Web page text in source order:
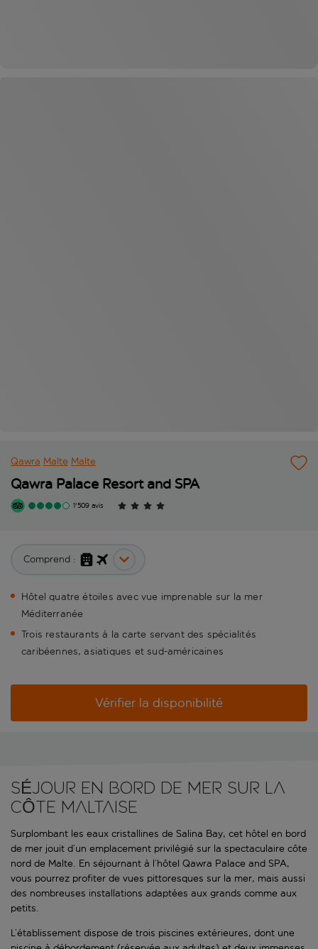
Qawra Malte Malte
Qawra Palace Resort and SPA
1'509 avis
Comprend :
Hôtel quatre étoiles avec vue imprenable sur la mer
Méditerranée
Trois restaurants à la carte servant des spécialités
caribéennes, asiatiques et sud-américaines
Vérifier la disponibilité
SÉJOUR EN BORD DE MER SUR LA
CÔTE MALTAISE
Surplombant les eaux cristallines de Salina Bay, cet hôtel en bord
de mer jouit d’un emplacement privilégié sur la spectaculaire côte
nord de Malte. En séjournant à l’hôtel Qawra Palace and SPA,
vous pourrez profiter de vues pittoresques sur la mer, mais aussi
des nombreuses installations adaptées aux grands comme aux
petits.
L’établissement dispose de trois piscines extérieures, dont une